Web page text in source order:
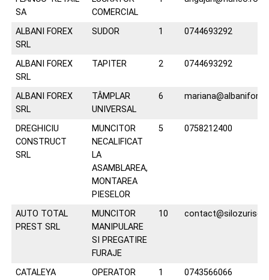
SA
COMERCIAL
ALBANI FOREX
SRL
SUDOR 1 0744693292
ALBANI FOREX
SRL
TAPITER 2 0744693292
ALBANI FOREX
SRL
TÂMPLAR
UNIVERSAL
6
DREGHICIU
CONSTRUCT
SRL
MUNCITOR
NECALIFICAT
LA
ASAMBLAREA,
MONTAREA
PIESELOR
5 0758212400
AUTO TOTAL
PREST SRL
MUNCITOR
MANIPULARE
SI PREGATIRE
FURAJE
10
CATALEYA
OPERATOR
1 0743566066